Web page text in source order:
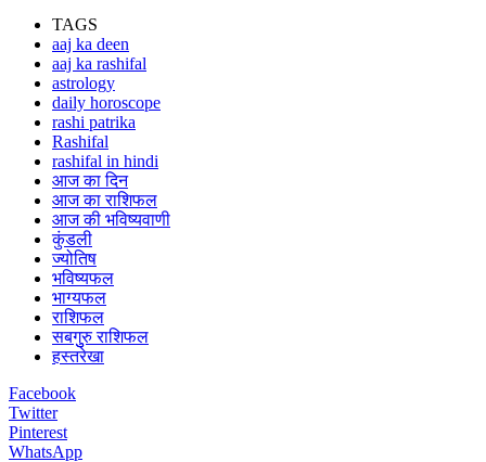
TAGS
aaj ka deen
aaj ka rashifal
astrology
daily horoscope
rashi patrika
Rashifal
rashifal in hindi
आज का दिन
आज का राशिफल
आज की भविष्यवाणी
कुंडली
ज्योतिष
भविष्यफल
भाग्यफल
राशिफल
सबगुुरु राशिफल
हस्तरेखा
Facebook
Twitter
Pinterest
WhatsApp